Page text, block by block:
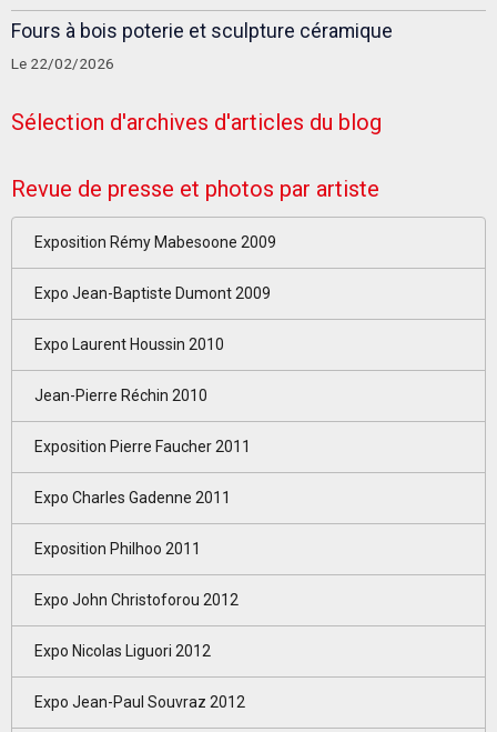
Fours à bois poterie et sculpture céramique
Le 22/02/2026
Sélection d'archives d'articles du blog
Revue de presse et photos par artiste
Exposition Rémy Mabesoone 2009
Expo Jean-Baptiste Dumont 2009
Expo Laurent Houssin 2010
Jean-Pierre Réchin 2010
Exposition Pierre Faucher 2011
Expo Charles Gadenne 2011
Exposition Philhoo 2011
Expo John Christoforou 2012
Expo Nicolas Liguori 2012
Expo Jean-Paul Souvraz 2012